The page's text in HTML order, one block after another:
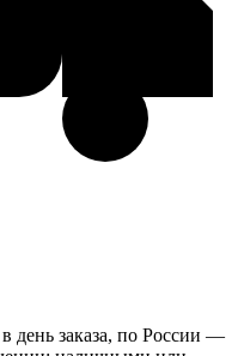
день заказа, по России —